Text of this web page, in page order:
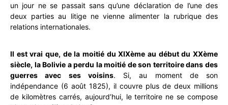
un jour ne se passait sans qu’une déclaration de l’une des
deux parties au litige ne vienne alimenter la rubrique des
relations internationales.
Il est vrai que, de la moitié du XIXème au début du XXème
siècle, la Bolivie a perdu la moitié de son territoire dans des
guerres avec ses voisins. Si, au moment de son
indépendance (6 août 1825), il couvre plus de deux millions
de kilomètres carrés, aujourd’hui, le territoire ne se compose